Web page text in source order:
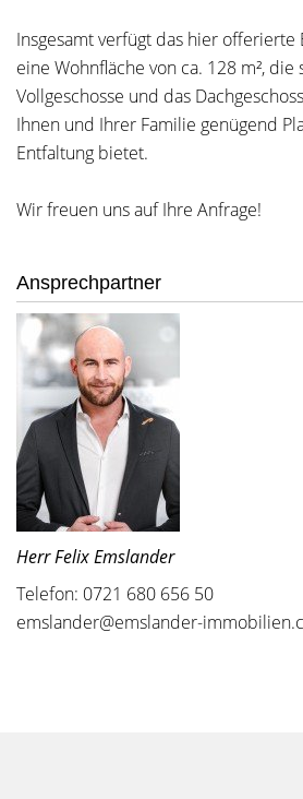
Insgesamt verfügt das hier
eine Wohnfläche von ca. 128 m²,
Vollgeschosse und das
Ihnen und Ihrer Familie genügend
Entfaltung bietet.
Wir freuen uns auf Ihre Anfrage!
Ansprechpartner
Herr Felix Emslander
Telefon: 0721 680 656 50
emslander@emslander-